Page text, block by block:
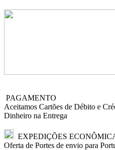
PAGAMENTO
Aceitamos Cartões de Débito e
Dinheiro na Entrega
EXPEDIÇÕES
Oferta de Portes de envio para